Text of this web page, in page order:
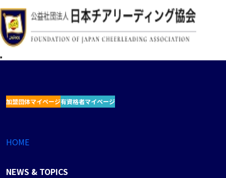
加盟団体マイページ有資格者マイページ
HOME
NEWS & TOPICS